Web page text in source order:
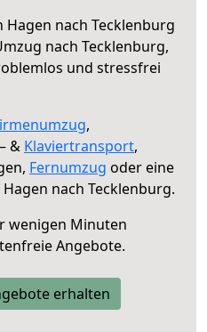
Hagen nach Tecklenburg
nach Tecklenburg,
und stressfrei
,
– & Klaviertransport,
Fernumzug oder eine
nach Tecklenburg.
wenigen Minuten
Angebote.
erhalten